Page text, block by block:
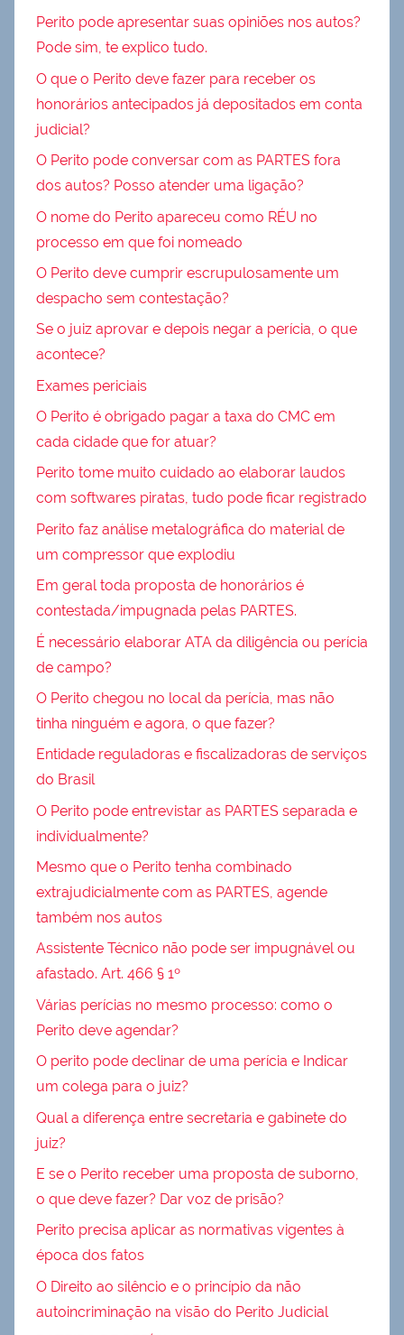
Perito pode apresentar suas opiniões nos autos?
Pode sim, te explico tudo.
O que o Perito deve fazer para receber os
honorários antecipados já depositados em conta
judicial?
O Perito pode conversar com as PARTES fora
dos autos? Posso atender uma ligação?
O nome do Perito apareceu como RÉU no
processo em que foi nomeado
O Perito deve cumprir escrupulosamente um
despacho sem contestação?
Se o juiz aprovar e depois negar a perícia, o que
acontece?
Exames periciais
O Perito é obrigado pagar a taxa do CMC em
cada cidade que for atuar?
Perito tome muito cuidado ao elaborar laudos
com softwares piratas, tudo pode ficar registrado
Perito faz análise metalográfica do material de
um compressor que explodiu
Em geral toda proposta de honorários é
contestada/impugnada pelas PARTES.
É necessário elaborar ATA da diligência ou perícia
de campo?
O Perito chegou no local da perícia, mas não
tinha ninguém e agora, o que fazer?
Entidade reguladoras e fiscalizadoras de serviços
do Brasil
O Perito pode entrevistar as PARTES separada e
individualmente?
Mesmo que o Perito tenha combinado
extrajudicialmente com as PARTES, agende
também nos autos
Assistente Técnico não pode ser impugnável ou
afastado. Art. 466 § 1º
Várias perícias no mesmo processo: como o
Perito deve agendar?
O perito pode declinar de uma perícia e Indicar
um colega para o juiz?
Qual a diferença entre secretaria e gabinete do
juiz?
E se o Perito receber uma proposta de suborno,
o que deve fazer? Dar voz de prisão?
Perito precisa aplicar as normativas vigentes à
época dos fatos
O Direito ao silêncio e o princípio da não
autoincriminação na visão do Perito Judicial